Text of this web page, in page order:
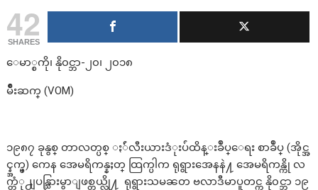
42
SHARES
ေမာ္စကို၊ နို၀င္ဘာ-၂၀၊ ၂၀၁၈
မ်ိဳးဆက္ (VOM)
၁၉၈၇ ခုနွစ္ တာလတ္ပစ္ ႏ်ဴလီးယားဒံုးပ်ံထိန္းခ်ဳပ္ေရး စာခ်ဳပ္ (အိုင္အ
င္န္အက္ဖ္) ကေန အေမရိကန္နႈတ္ ထြက္ပါက ရုရွားအေနနဲ႔ အေမရိကန္ကို လ
က္တံု႕ျပန္သြားမွာျဖစ္တယ္လို႔ ရုရွားသမၼတ ဗလာဒီမာပူတင္က နို၀င္ဘာ ၁၉